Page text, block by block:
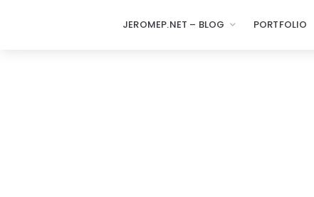
JEROMEP.NET – BLOG PORTFOLIO